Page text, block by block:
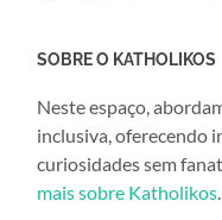
SOBRE O KATHOLIKOS
Neste espaço,
inclusiva, oferecendo
curiosidades sem
mais sobre Katholikos.